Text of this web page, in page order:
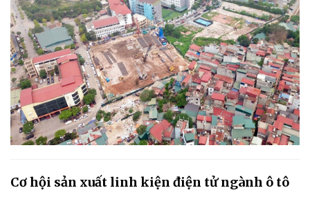
Cơ hội sản xuất linh kiện điện tử ngành ô tô